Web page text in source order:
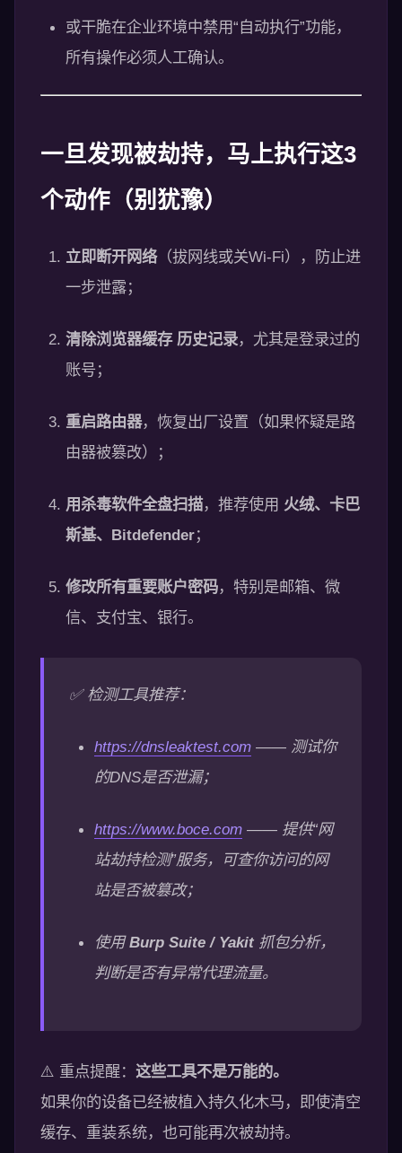
或干脆在企业环境中禁用“自动执行”功能，
所有操作必须人工确认。
一旦发现被劫持，马上执行这3
个动作（别犹豫）
立即断开网络（拔网线或关Wi-Fi），防止进
一步泄露；
清除浏览器缓存 历史记录，尤其是登录过的
账号；
重启路由器，恢复出厂设置（如果怀疑是路
由器被篡改）；
用杀毒软件全盘扫描，推荐使用 火绒、卡巴
斯基、Bitdefender；
修改所有重要账户密码，特别是邮箱、微
信、支付宝、银行。
✅ 检测工具推荐：
https://dnsleaktest.com —— 测试你
的DNS是否泄漏；
https://www.boce.com —— 提供“网
站劫持检测”服务，可查你访问的网
站是否被篡改；
使用Burp Suite / Yakit 抓包分析，
判断是否有异常代理流量。
⚠️ 重点提醒： 这些工具不是万能的。
如果你的设备已经被植入持久化木马，即使清空
缓存、重装系统，也可能再次被劫持。